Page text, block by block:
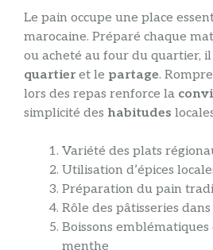
Le pain occupe une place
marocaine. Préparé chaque
ou acheté au four du quartier,
quartieret le partage.
lors des repas renforce la
simplicité des habitudes
Variété des plats
Utilisation d’épices
Préparation du pain
Rôle des pâtisseries
Boissons
menthe